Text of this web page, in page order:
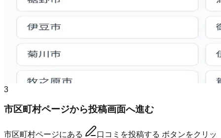
3
市区町村ページから投稿画面へ進む
市区町村ページにある 口コミを投稿する ボタンをクリッ